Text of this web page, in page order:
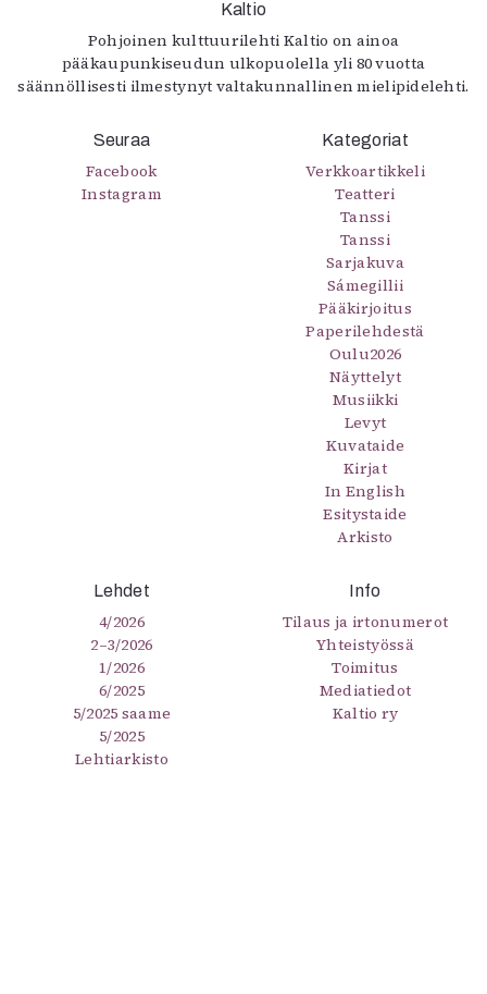
Kaltio
Pohjoinen kulttuurilehti Kaltio on ainoa
pääkaupunkiseudun ulkopuolella yli 80 vuotta
säännöllisesti ilmestynyt valtakunnallinen mielipidelehti.
Seuraa
Facebook
Instagram
Kategoriat
Verkkoartikkeli
Teatteri
Tanssi
Tanssi
Sarjakuva
Sámegillii
Pääkirjoitus
Paperilehdestä
Oulu2026
Näyttelyt
Musiikki
Levyt
Kuvataide
Kirjat
In English
Esitystaide
Arkisto
Lehdet
4/2026
2–3/2026
1/2026
6/2025
5/2025 saame
5/2025
Lehtiarkisto
Info
Tilaus ja irtonumerot
Yhteistyössä
Toimitus
Mediatiedot
Kaltio ry